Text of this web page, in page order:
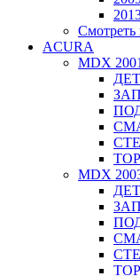
Смотреть
ACURA
MDX
MDX